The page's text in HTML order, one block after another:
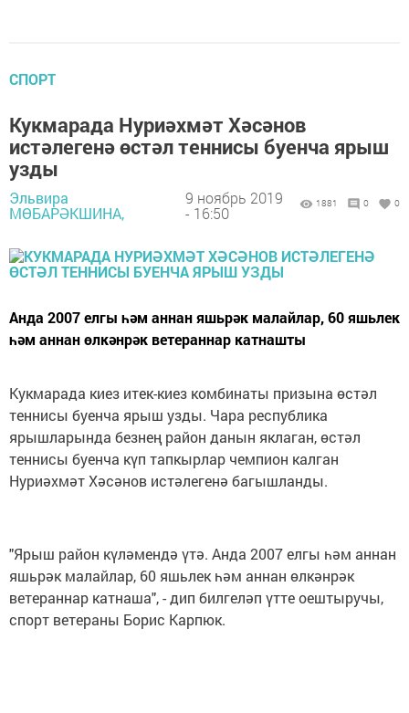
СПОРТ
Кукмарада Нуриәхмәт Хәсәнов
истәлегенә өстәл теннисы буенча ярыш
узды
Эльвира
МӨБАРӘКШИНА,
9 ноябрь 2019
- 16:50
1881 0 0
Анда 2007 елгы һәм аннан яшьрәк малайлар, 60 яшьлек
һәм аннан өлкәнрәк ветераннар катнашты
Кукмарада киез итек-киез комбинаты призына өстәл
теннисы буенча ярыш узды. Чара республика
ярышларында безнең район данын яклаган, өстәл
теннисы буенча күп тапкырлар чемпион калган
Нуриәхмәт Хәсәнов истәлегенә багышланды.
"Ярыш район күләмендә үтә. Анда 2007 елгы һәм аннан
яшьрәк малайлар, 60 яшьлек һәм аннан өлкәнрәк
ветераннар катнаша", - дип билгеләп үтте оештыручы,
спорт ветераны Борис Карпюк.